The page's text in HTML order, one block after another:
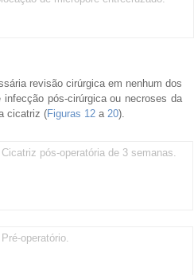
revisão cirúrgica em nenhum dos
pós-cirúrgica ou necroses da
cicatriz (Figuras 12 a 20).
Cicatriz pós-operatória de 3 semanas.
Pré-operatório.